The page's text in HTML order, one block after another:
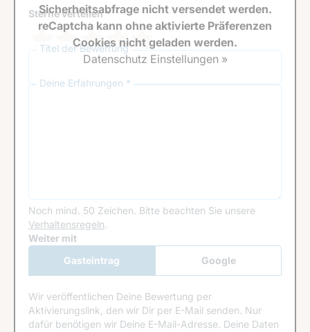
Sterne verteilen *
Titel der Bewertung
Deine Erfahrungen *
Noch mind. 50 Zeichen. Bitte beachten Sie unsere
Verhaltensregeln.
Google Recaptcha
Weiter mit
Gasteintrag
Google
Anmeldung
Wir veröffentlichen Deine Bewertung per
Aktivierungslink, den wir Dir per E-Mail senden. Nur
dafür benötigen wir Deine E-Mail-Adresse. Deine Daten
Sicherheitsabfrage nicht versendet werden.
reCaptcha kann ohne aktivierte Präferenzen
Cookies nicht geladen werden.
Datenschutz Einstellungen »